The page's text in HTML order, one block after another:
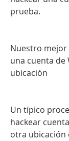
prueba.
Nuestro
una cuenta de
ubicación
Un típico
hackear
otra ubicación